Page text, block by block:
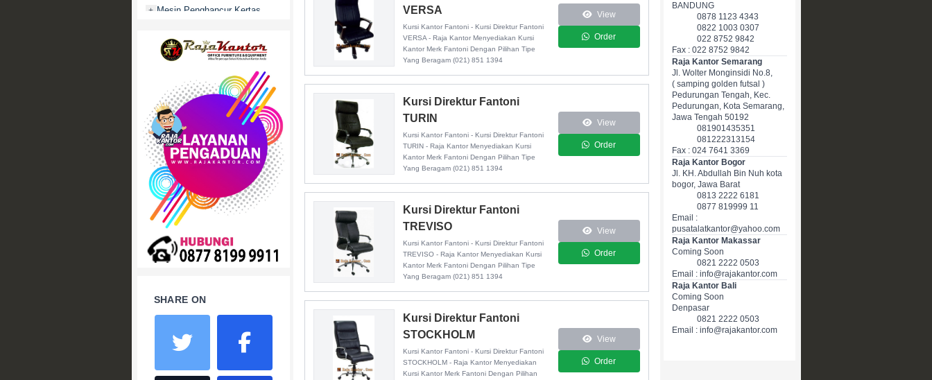
+ Mesin Penghancur Kertas
Mobile File / Roll O Pack
Movitex
Paper Cutter
Partisi Kantor
Promo
+ Rak Serbaguna
+ Ranjang Besi
+ Sofa Kantor
+ Springbed
White Board / Papan Tulis
SHARE ON
VERSA
Kursi Kantor Fantoni - Kursi Direktur Fantoni
VERSA - Raja Kantor Menyediakan Kursi
Kantor Merk Fantoni Dengan Pilihan Tipe
Yang Beragam (021) 851 1394
View
Order
Kursi Direktur Fantoni
TURIN
Kursi Kantor Fantoni - Kursi Direktur Fantoni
TURIN - Raja Kantor Menyediakan Kursi
Kantor Merk Fantoni Dengan Pilihan Tipe
Yang Beragam (021) 851 1394
View
Order
Kursi Direktur Fantoni
TREVISO
Kursi Kantor Fantoni - Kursi Direktur Fantoni
TREVISO - Raja Kantor Menyediakan Kursi
Kantor Merk Fantoni Dengan Pilihan Tipe
Yang Beragam (021) 851 1394
View
Order
Kursi Direktur Fantoni
STOCKHOLM
Kursi Kantor Fantoni - Kursi Direktur Fantoni
STOCKHOLM - Raja Kantor Menyediakan
Kursi Kantor Merk Fantoni Dengan Pilihan
View
Order
BANDUNG
0878 1123 4343
0822 1003 0307
022 8752 9842
Fax : 022 8752 9842
Raja Kantor Semarang
Jl. Wolter Monginsidi No.8,
( samping golden futsal )
Pedurungan Tengah, Kec.
Pedurungan, Kota Semarang,
Jawa Tengah 50192
081901435351
081222313154
Fax : 024 7641 3369
Raja Kantor Bogor
Jl. KH. Abdullah Bin Nuh kota
bogor, Jawa Barat
0813 2222 6181
0877 819999 11
Email :
pusatalatkantor@yahoo.com
Raja Kantor Makassar
Coming Soon
0821 2222 0503
Email : info@rajakantor.com
Raja Kantor Bali
Coming Soon
Denpasar
0821 2222 0503
Email : info@rajakantor.com